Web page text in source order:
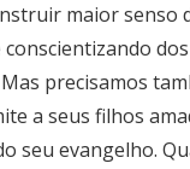
maior senso
precisamos
a seus filhos
seu evangelho.